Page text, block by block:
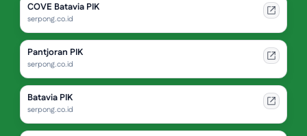
COVE Batavia PIK
serpong.co.id
Pantjoran PIK
serpong.co.id
Batavia PIK
serpong.co.id